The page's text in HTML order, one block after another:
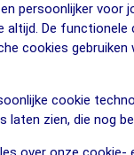
persoonlijker voor
altijd. De
cookies
cookie
laten zien, die nog